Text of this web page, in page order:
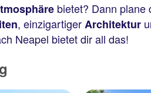
bietet? Dann plane
, einzigartigerArchitektur
Neapel bietet dir all das!